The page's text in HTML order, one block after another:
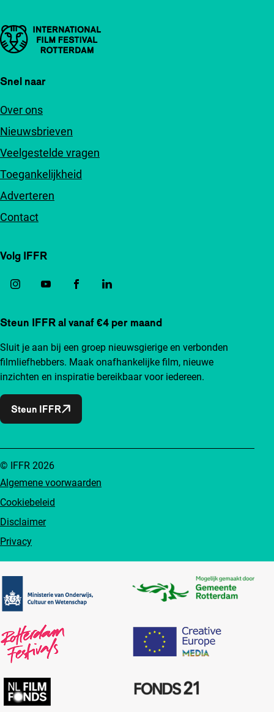
Belangrijke links
Snel naar
Over ons
Nieuwsbrieven
Veelgestelde vragen
Toegankelijkheid
Adverteren
Contact
Volg IFFR
Steun IFFR al vanaf €4 per maand
Sluit je aan bij een groep nieuwsgierige en verbonden
filmliefhebbers. Maak onafhankelijke film, nieuwe
inzichten en inspiratie bereikbaar voor iedereen.
Steun IFFR
Algemene voorwaarden
Cookiebeleid
Disclaimer
Privacy
© IFFR 2026